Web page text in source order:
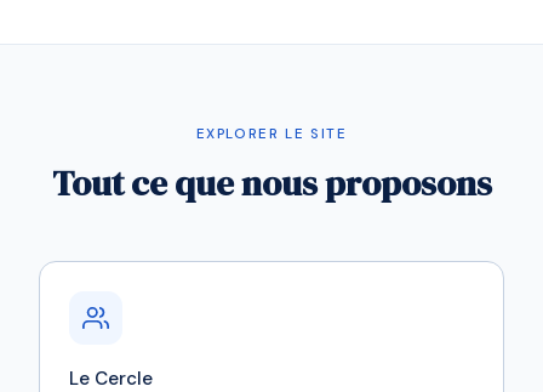
EXPLORER LE SITE
Tout ce que nous proposons
Le Cercle